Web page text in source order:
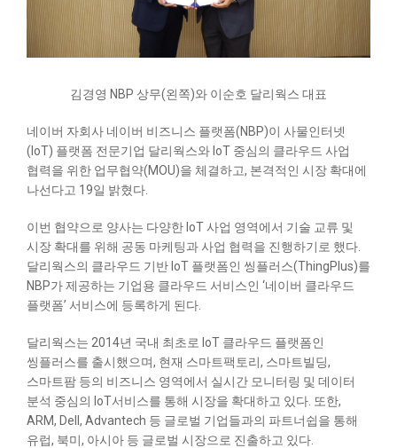
김경영 NBP 상무(왼쪽)와 이순호 달리웍스 대표
네이버 자회사 네이버 비즈니스 플랫폼(NBP)이 사물인터넷
(IoT) 플랫폼 전문기업 달리웍스와 IoT 중심의 클라우드 사업
협력을 위한 업무협약(MOU)을 체결하고, 본격적인 시장 확대에
나선다고 19일 밝혔다.
이번 협약으로 양사는 다양한 IoT 사업 영역에서 기술 교류 및
시장 확대를 위해 공동 마케팅과 사업 협력을 진행하기로 했다.
달리웍스의 클라우드 기반 IoT 플랫폼인 씽플러스(ThingPlus)를
NBP가 제공하는 기업용 클라우드 서비스인 ‘네이버 클라우드
플랫폼’ 서비스에 등록하게 된다.
달리웍스는 2014년 국내 최초로 IoT 클라우드 플랫폼인
씽플러스를 출시했으며, 현재 스마트팩토리, 스마트빌딩,
스마트팜 등의 비즈니스 영역에서 실시간 모니터링 및 데이터
분석 중심의 IoT서비스를 통해 시장을 확대하고 있다. 또한,
ARM, Dell, Advantech 등 글로벌 기업들과의 파트너쉽을 통해
유럽, 북미, 아시아 등 글로벌 시장으로 진출하고 있다.